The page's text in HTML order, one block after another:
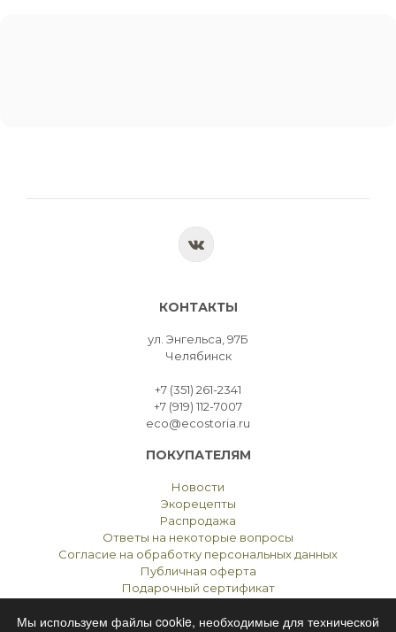
КОНТАКТЫ
ул. Энгельса, 97Б
Челябинск
+7 (351) 261-2341
+7 (919) 112-7007
eco@ecostoria.ru
ПОКУПАТЕЛЯМ
Новости
Экорецепты
Распродажа
Ответы на некоторые вопросы
Согласие на обработку персональных данных
Публичная оферта
Подарочный сертификат
Мы используем файлы cookie, необходимые для технической